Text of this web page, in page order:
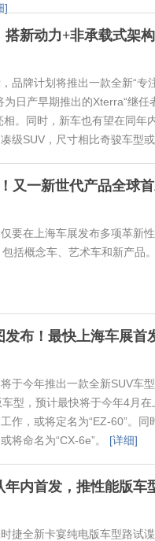
]
搭新动力+非承载式架构
品牌计划将推出一款全新“专
日产早期推出的Xterra“继任
。同时，新车也有望在同年
级SUV，尺寸相比奇骏车型
又一新世代产品全球
要在上海车展发布多项革新
括概念车、艺术车和新产品。
布！最快上海车展首
于今年推出一款全新SUV车
型，预计最快将于今年4月在
作，或将定名为“EZ-60”。同
将命名为“CX-6e”。 [详细]
内首发，推性能版车
捷全新卡宴纯电版车型路试